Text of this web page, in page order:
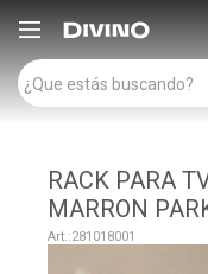

RACK PARA
MARRON
281018001